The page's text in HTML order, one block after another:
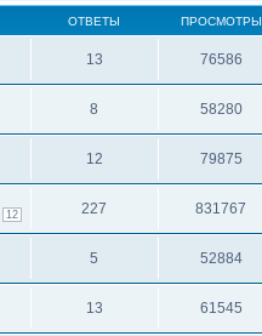
ОТВЕТЫ ПРОСМОТРЫ
13 76586
8 58280
12 79875
12 227 831767
5 52884
13 61545